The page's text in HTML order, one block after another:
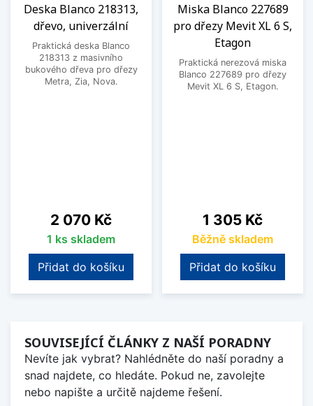
Deska Blanco 218313,
dřevo, univerzální
Praktická deska Blanco
218313 z masivního
bukového dřeva pro dřezy
Metra, Zia, Nova.
Cena
2 070 Kč
1 ks skladem
Přidat do košíku
Miska Blanco 227689
pro dřezy Mevit XL 6 S,
Etagon
Praktická nerezová miska
Blanco 227689 pro dřezy
Mevit XL 6 S, Etagon.
Cena
1 305 Kč
Běžně skladem
Přidat do košíku
SOUVISEJÍCÍ ČLÁNKY Z NAŠÍ PORADNY
Nevíte jak vybrat? Nahlédněte do naší poradny a
snad najdete, co hledáte. Pokud ne, zavolejte
nebo napište a určitě najdeme řešení.